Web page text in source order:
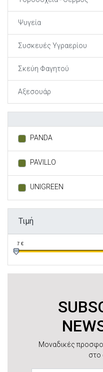
Ψυγεία
Συσκευές Υγραερίου
Σκεύη Φαγητού
Αξεσουάρ
PANDA
PAVILLO
UNIGREEN
Τιμή
7 €
Μοναδικές
στο